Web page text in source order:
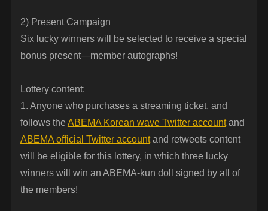
2) Present Campaign
Six lucky winners will be selected to receive a special
bonus present—member autographs!
Lottery content:
1. Anyone who purchases a streaming ticket, and
follows the ABEMA Korean wave Twitter accountand
ABEMA official Twitter accountand retweets content
will be eligible for this lottery, in which three lucky
winners will win an ABEMA-kun doll signed by all of
the members!